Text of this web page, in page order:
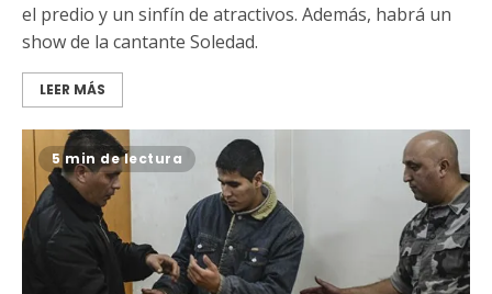
el predio y un sinfín de atractivos. Además, habrá un
show de la cantante Soledad.
LEER MÁS
5 min de lectura